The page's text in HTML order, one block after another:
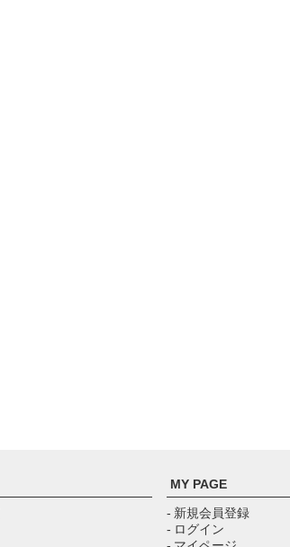
MY PAGE
- 新規会員登録
- ログイン